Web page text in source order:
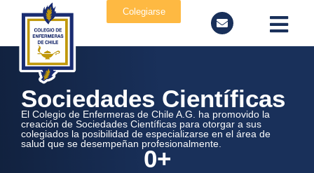
Colegiarse
Sociedades Científicas
El Colegio de Enfermeras de Chile A.G. ha promovido la
creación de Sociedades Científicas para otorgar a sus
colegiados la posibilidad de especializarse en el área de
salud que se desempeñan profesionalmente.
0+